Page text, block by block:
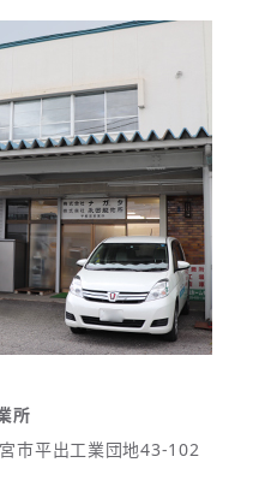
所
市平出工業団地43-102